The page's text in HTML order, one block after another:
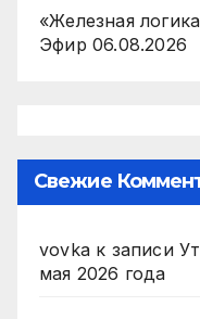
«Железная
Эфир 06.08.2026
Свежие
vovka к записи
мая 2026 года